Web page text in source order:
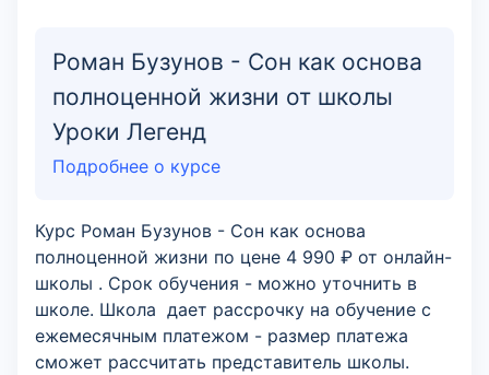
Роман Бузунов - Сон как основа
полноценной жизни от школы
Уроки Легенд
Подробнее о курсе
Курс Роман Бузунов - Сон как основа
полноценной жизни по цене 4 990 ₽ от онлайн-
школы . Срок обучения - можно уточнить в
школе. Школа дает рассрочку на обучение с
ежемесячным платежом - размер платежа
сможет рассчитать представитель школы.